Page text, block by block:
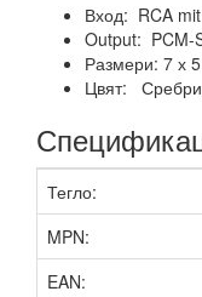
Вход: RCA
Output: PCM-
Размери: 7 х
Цвят:
Тегло:
MPN:
EAN: